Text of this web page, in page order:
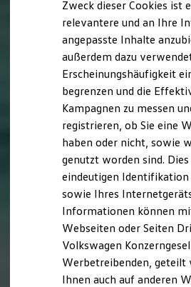
Kontrollleuchten
Kurzfahrprofile und
XTL-Dieselkraftstoff
Ersatzteile und
Original Zubehör und
myVolkswagen
myVolkswagen Business
Elektrisch & Autonom
Elektro - &
Unser Ansatz
Klimafreundlicher
Reichweite & Ladelösungen
Ladezeitensimulator
Ladelösungen für
Ladelösungen für
Wallbox und
Förderung & Kosten der
Fördermöglichkeiten
Fördermöglichkeiten
Zweck dieser Cookies ist
relevantere und an Ihre
angepasste Inhalte
außerdem dazu
Erscheinungshäufigkeit
begrenzen und die
Kampagnen zu messen
registrieren, ob Sie eine
haben oder nicht, sowie
genutzt worden sind.
eindeutigen
sowie Ihres
Informationen können
Webseiten oder Seiten
Volkswagen
Werbetreibenden, geteilt
Ihnen auch auf anderen